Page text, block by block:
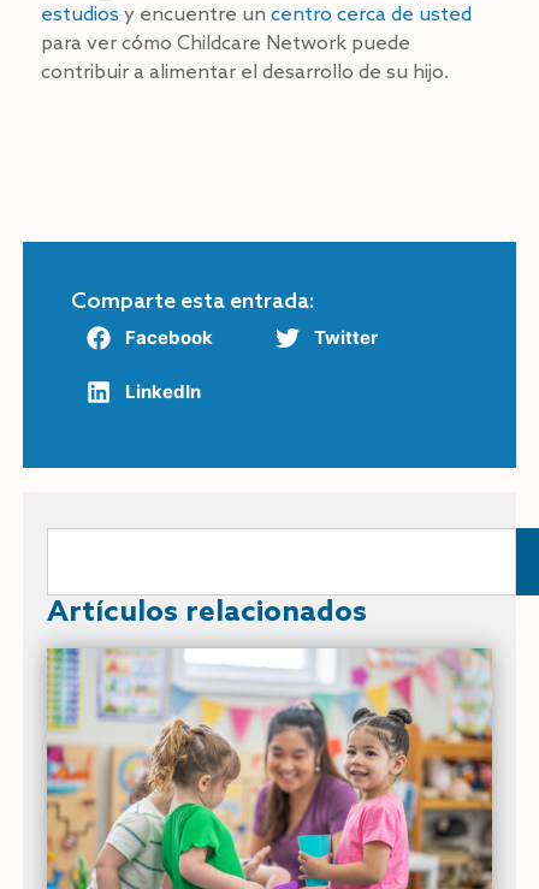
estudios y encuentre un centro cerca de usted
para ver cómo Childcare Network puede
contribuir a alimentar el desarrollo de su hijo.
Comparte esta entrada:
Facebook Twitter
LinkedIn
Artículos relacionados